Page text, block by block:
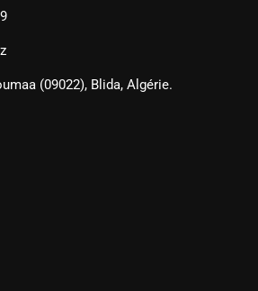
(09022), Blida, Algérie.